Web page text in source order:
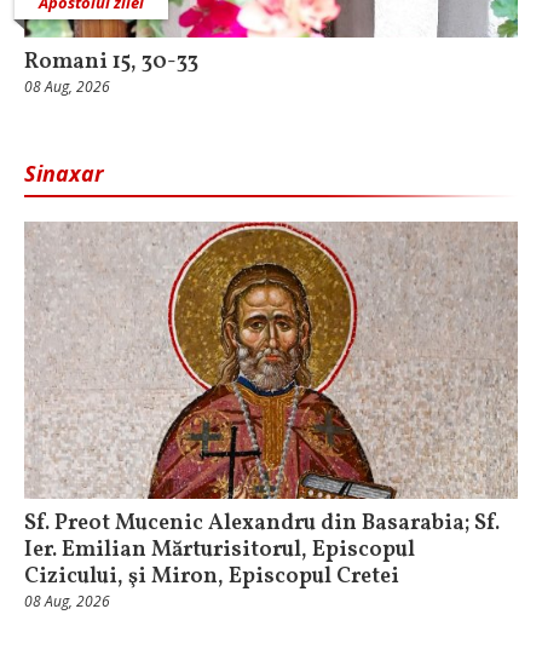
Romani 15, 30-33
08 Aug, 2026
Sinaxar
Sf. Preot Mucenic Alexandru din Basarabia; Sf.
Ier. Emilian Mărturisitorul, Episcopul
Cizicului, şi Miron, Episcopul Cretei
08 Aug, 2026